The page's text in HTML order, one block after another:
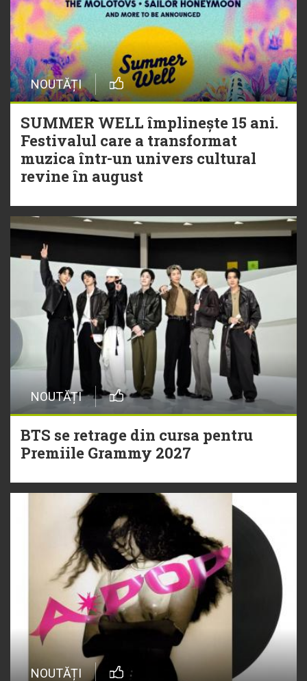
NOUTĂȚI
SUMMER WELL împlinește 15 ani.
Festivalul care a transformat
muzica într-un univers cultural
revine în august
NOUTĂȚI
BTS se retrage din cursa pentru
Premiile Grammy 2027
NOUTĂȚI